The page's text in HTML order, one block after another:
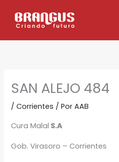
SAN ALEJO 484
/Corrientes / PorAAB
Cura Malal S.A
Gob. Virasoro – Corrientes